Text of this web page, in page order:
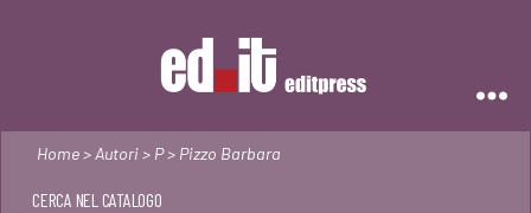
Home> Autori> P> Pizzo Barbara
CERCA NEL CATALOGO